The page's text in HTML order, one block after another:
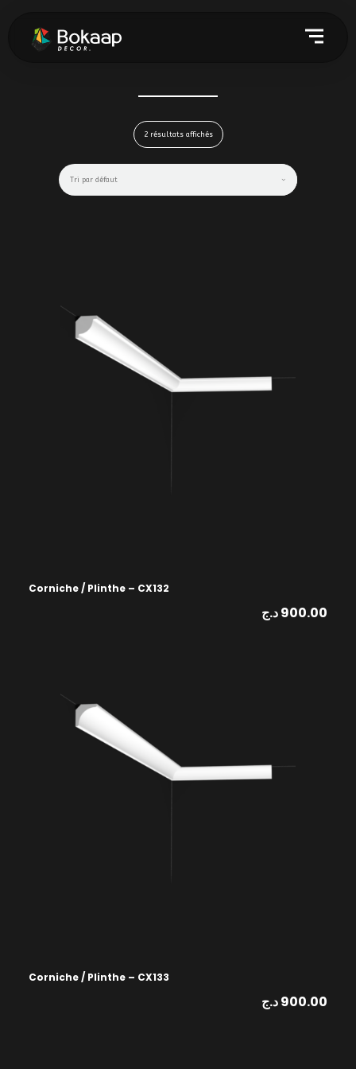
2 résultats affichés
Corniche / Plinthe – CX132
900.00د.ج
Corniche / Plinthe – CX133
900.00د.ج